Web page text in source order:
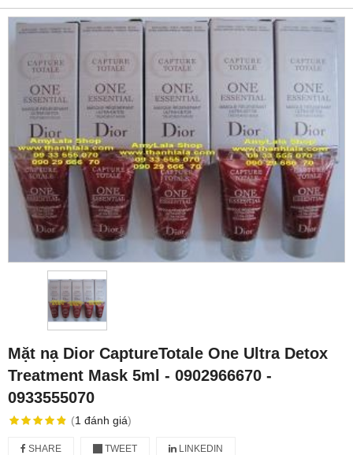
Mặt nạ Dior CaptureTotale One Ultra Detox
Treatment Mask 5ml - 0902966670 -
0933555070
(1 đánh giá)
SHARE TWEET LINKEDIN